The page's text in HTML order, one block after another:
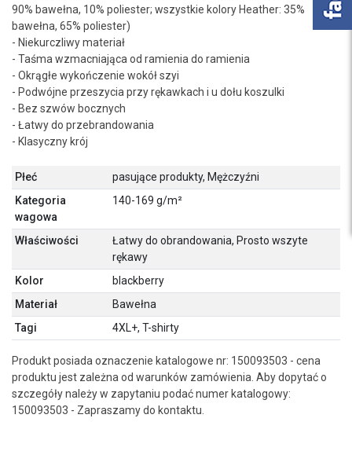
90% bawełna, 10% poliester; wszystkie kolory Heather: 35%
bawełna, 65% poliester)
- Niekurczliwy materiał
- Taśma wzmacniająca od ramienia do ramienia
- Okrągłe wykończenie wokół szyi
- Podwójne przeszycia przy rękawkach i u dołu koszulki
- Bez szwów bocznych
- Łatwy do przebrandowania
- Klasyczny krój
Płeć
pasujące produkty, Mężczyźni
Kategoria
wagowa
140-169 g/m²
Właściwości
Łatwy do obrandowania, Prosto wszyte
rękawy
Kolor
blackberry
Materiał
Bawełna
Tagi
4XL+, T-shirty
Produkt posiada oznaczenie katalogowe nr: 150093503 - cena
produktu jest zależna od warunków zamówienia. Aby dopytać o
szczegóły należy w zapytaniu podać numer katalogowy:
150093503 - Zapraszamy do kontaktu.